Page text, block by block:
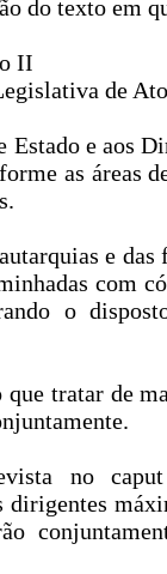
do texto em
II
de
e aos
as áreas
e das
com
o
tratar de
no
dirigentes